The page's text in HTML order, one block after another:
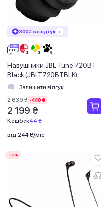
300₴ за відгук
Навушники JBL Tune 720BT
Black (JBLT720BTBLK)
Залишити відгук
2 639 ₴ -440 ₴
2 199 ₴
Кешбек44 ₴
від 244 ₴/міс
-17%